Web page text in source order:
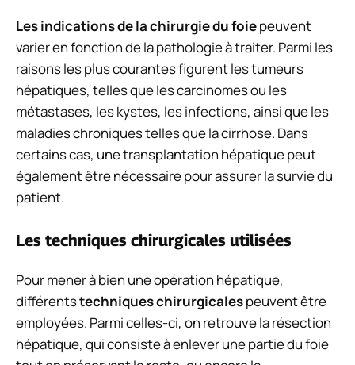
Les indications de la chirurgie du foiepeuvent
varier en fonction de la pathologie à traiter. Parmi les
raisons les plus courantes figurent les tumeurs
hépatiques, telles que les carcinomes ou les
métastases, les kystes, les infections, ainsi que les
maladies chroniques telles que la cirrhose. Dans
certains cas, une transplantation hépatique peut
également être nécessaire pour assurer la survie du
patient.
Les techniques chirurgicales utilisées
Pour mener à bien une opération hépatique,
différentstechniques chirurgicalespeuvent être
employées. Parmi celles-ci, on retrouve la résection
hépatique, qui consiste à enlever une partie du foie